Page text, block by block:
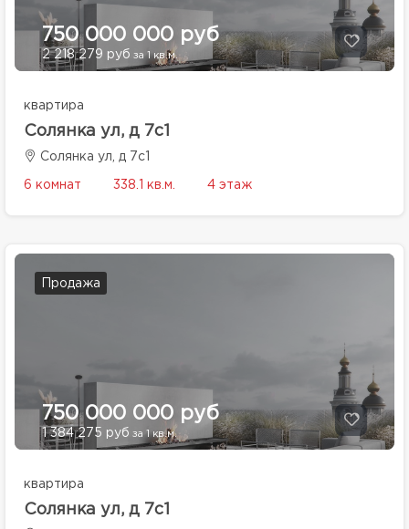
750 000 000 руб
2 218 279 руб за 1 кв.м.
квартира
Солянка ул, д 7с1
Солянка ул, д 7с1
6 комнат 338.1 кв.м. 4 этаж
Продажа
750 000 000 руб
1 384 275 руб за 1 кв.м.
квартира
Солянка ул, д 7с1